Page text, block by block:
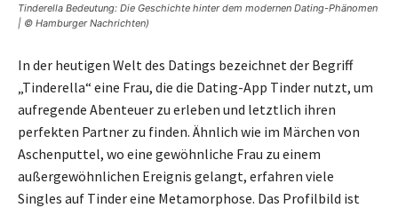
Tinderella Bedeutung: Die Geschichte hinter dem modernen Dating-Phänomen
| © Hamburger Nachrichten)
In der heutigen Welt des Datings bezeichnet der Begriff
„Tinderella“ eine Frau, die die Dating-App Tinder nutzt, um
aufregende Abenteuer zu erleben und letztlich ihren
perfekten Partner zu finden. Ähnlich wie im Märchen von
Aschenputtel, wo eine gewöhnliche Frau zu einem
außergewöhnlichen Ereignis gelangt, erfahren viele
Singles auf Tinder eine Metamorphose. Das Profilbild ist